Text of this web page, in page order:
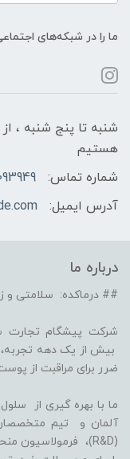
ما را در شبکه‌های
هستیم
شماره تماس:
آدرس ایمیل:
درباره ما
## درماکده: سلامتی و
شرکت پیشگام تجارت
بیش از یک دهه
ضرر برای مراقبت از
آلمان و تیم